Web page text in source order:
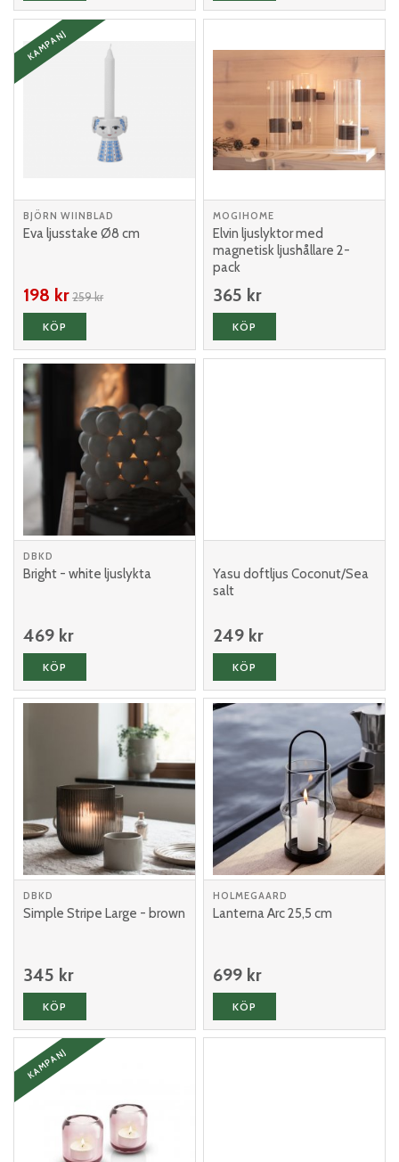
BJÖRN WIINBLAD
Eva ljusstake Ø8 cm
KAMPANJ
198 kr259 kr
KÖP
MOGIHOME
Elvin ljuslyktor med
magnetisk ljushållare 2-
pack
365 kr
KÖP
DBKD
Bright - white ljuslykta
469 kr
KÖP
Yasu doftljus Coconut/Sea
salt
249 kr
KÖP
DBKD
Simple Stripe Large - brown
345 kr
KÖP
HOLMEGAARD
Lanterna Arc 25,5 cm
699 kr
KÖP
KAMPANJ